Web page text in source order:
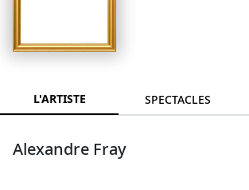
L'ARTISTE SPECTACLES
Alexandre Fray